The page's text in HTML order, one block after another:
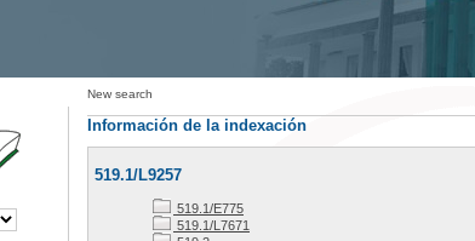
New search
Información de la indexación
519.1/L9257
519.1/E775
519.1/L7671